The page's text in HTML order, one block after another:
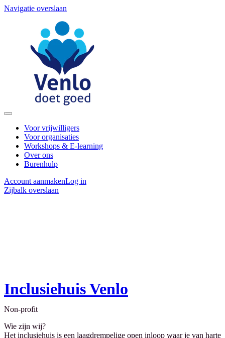
Navigatie overslaan
Voor vrijwilligers
Voor organisaties
Workshops & E-learning
Over ons
Burenhulp
Account aanmakenLog in
Zijbalk overslaan
Inclusiehuis Venlo
Non-profit
Wie zijn wij?
Het inclusiehuis is een laagdrempelige open inloop waar je van harte